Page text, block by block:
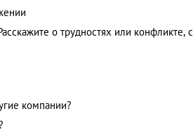
о трудностях или конфликте, с
компании?